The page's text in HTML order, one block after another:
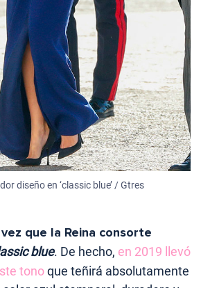
diseño en ‘classic blue’ / Gtres
que la Reina consorte
blue. De hecho, en 2019 llevó
tonoque teñirá absolutamente